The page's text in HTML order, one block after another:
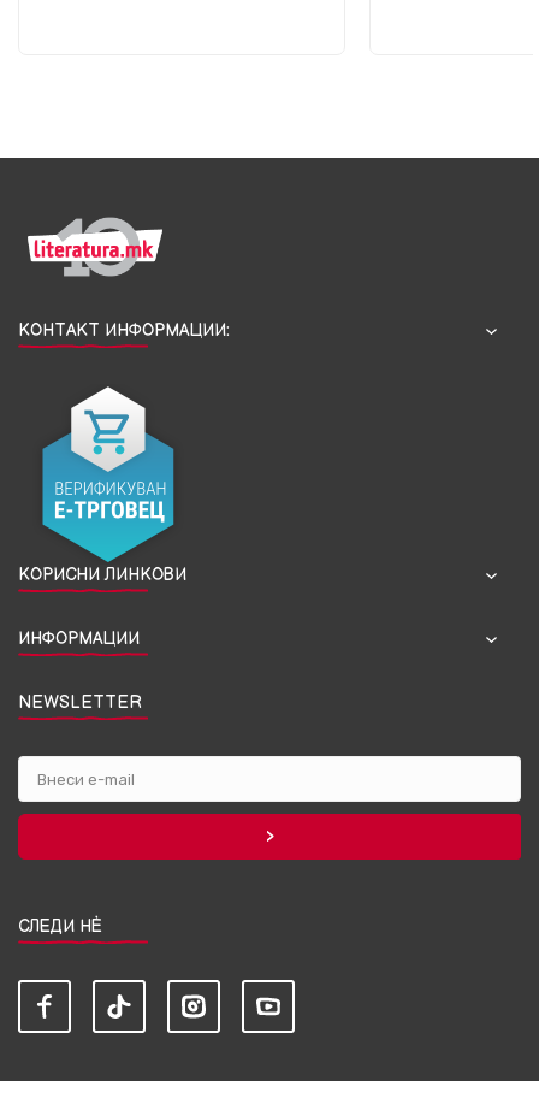
КОНТАКТ ИНФОРМАЦИИ:
КОРИСНИ ЛИНКОВИ
ИНФОРМАЦИИ
NEWSLETTER
СЛЕДИ НЀ